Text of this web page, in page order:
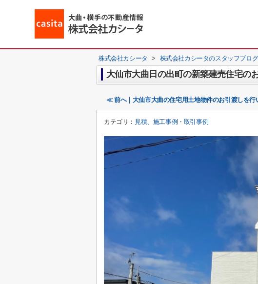
株式会社カシータ > 株式会社カシータのスタッフブロ
大仙市大曲日の出町の新築建売住宅の
≪ 前へ｜大仙市大曲の住宅用土地物件のお引渡しを行
カテゴリ： 見積、施工事例・取引事例